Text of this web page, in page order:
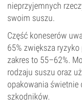
nieprzyjemnych
swoim suszu.
Część koneserów
65% zwiększa
zakres to 55–62%.
rodzaju suszu oraz
opakowania
szkodników.